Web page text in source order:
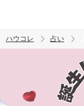
トレンド ワード
ハウコレ 占い